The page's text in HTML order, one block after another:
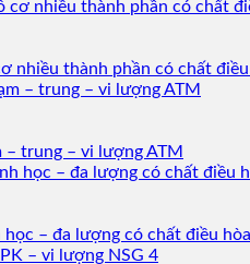
nhiều thành phần có chất
– trung – vi lượng ATM
học – đa lượng có chất điều